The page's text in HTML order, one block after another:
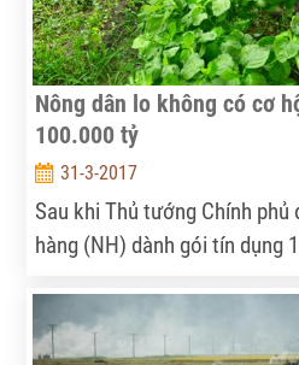
Nông dân lo không có cơ
100.000 tỷ
31-3-2017
Sau khi Thủ tướng Chính phủ
hàng (NH) dành gói tín dụng
công nghệ cao, nông nghiệp
nhanh chóng tuyên bố tham